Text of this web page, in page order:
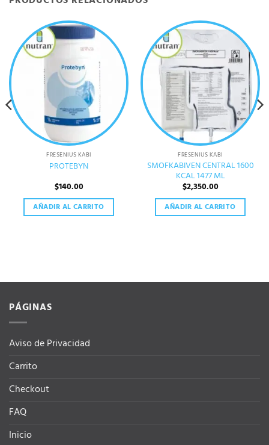
FRESENIUS KABI
PROTEBYN
$140.00
AÑADIR AL CARRITO
FRESENIUS KABI
SMOFKABIVEN CENTRAL 1600
KCAL 1477 ML
$2,350.00
AÑADIR AL CARRITO
PÁGINAS
Aviso de Privacidad
Carrito
Checkout
FAQ
Inicio